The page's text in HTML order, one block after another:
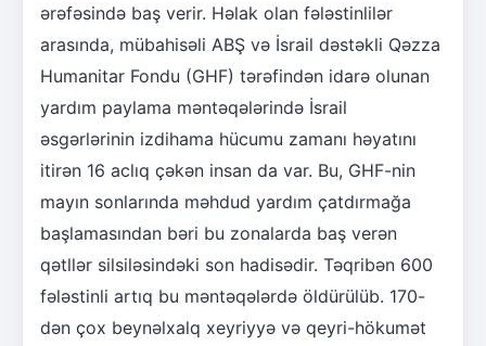
ərəfəsində baş verir. Həlak olan fələstinlilər
arasında, mübahisəli ABŞ və İsrail dəstəkli Qəzza
Humanitar Fondu (GHF) tərəfindən idarə olunan
yardım paylama məntəqələrində İsrail
əsgərlərinin izdihama hücumu zamanı həyatını
itirən 16 aclıq çəkən insan da var. Bu, GHF-nin
mayın sonlarında məhdud yardım çatdırmağa
başlamasından bəri bu zonalarda baş verən
qətllər silsiləsindəki son hadisədir. Təqribən 600
fələstinli artıq bu məntəqələrdə öldürülüb. 170-
dən çox beynəlxalq xeyriyyə və qeyri-hökumət